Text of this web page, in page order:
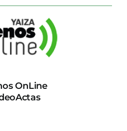
OnLine